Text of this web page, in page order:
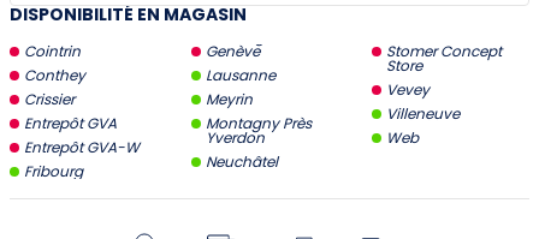
DISPONIBILITÉ EN MAGASIN
Cointrin
Conthey
Crissier
Entrepôt GVA
Entrepôt GVA-W
Fribourg
Genève
Lausanne
Meyrin
Montagny Près
Yverdon
Neuchâtel
Stomer Concept
Store
Vevey
Villeneuve
Web